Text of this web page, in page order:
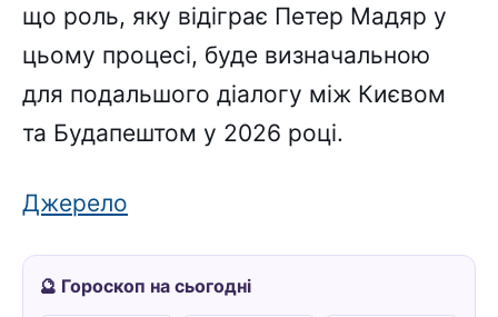
що роль, яку відіграє Петер Мадяр у
цьому процесі, буде визначальною
для подальшого діалогу між Києвом
та Будапештом у 2026 році.
Джерело
🔮 Гороскоп на сьогодні